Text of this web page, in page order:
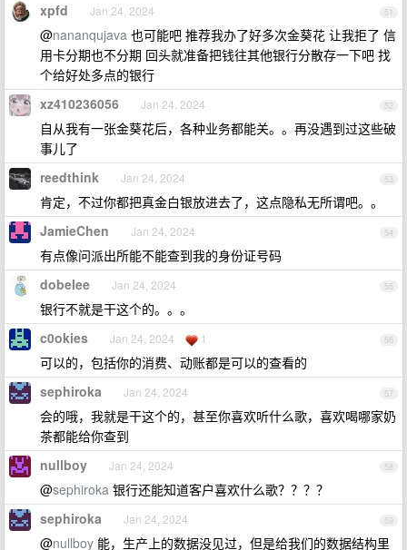
51
xpfd Jan 24, 2024
@nananqujava 也可能吧 推荐我办了好多次金葵花 让我拒了 信
用卡分期也不分期 回头就准备把钱往其他银行分散存一下吧 找
个给好处多点的银行
52
xz410236056 Jan 24, 2024
自从我有一张金葵花后，各种业务都能关。。再没遇到过这些破
事儿了
53
reedthink Jan 24, 2024
肯定，不过你都把真金白银放进去了，这点隐私无所谓吧。。
54
JamieChen Jan 24, 2024
有点像问派出所能不能查到我的身份证号码
55
dobelee Jan 24, 2024
银行不就是干这个的。。。
56
c0okies Jan 24, 2024 1
可以的，包括你的消费、动账都是可以的查看的
57
sephiroka Jan 24, 2024
会的哦，我就是干这个的，甚至你喜欢听什么歌，喜欢喝哪家奶
茶都能给你查到
58
nullboy Jan 24, 2024
@sephiroka 银行还能知道客户喜欢什么歌？？？？
59
sephiroka Jan 24, 2024
@nullboy 能，生产上的数据没见过，但是给我们的数据结构里